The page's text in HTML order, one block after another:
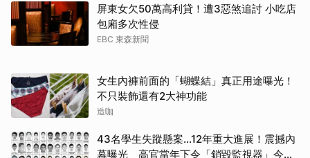
屏東女欠50萬高利貸！遭3惡煞追討 小吃店
包廂多次性侵
EBC 東森新聞
女生內褲前面的「蝴蝶結」真正用途曝光！
不只裝飾還有2大神功能
造咖
43名學生失蹤懸案...12年重大進展！震撼內
幕曝光 高官當年下令「銷毀監視器」今遭